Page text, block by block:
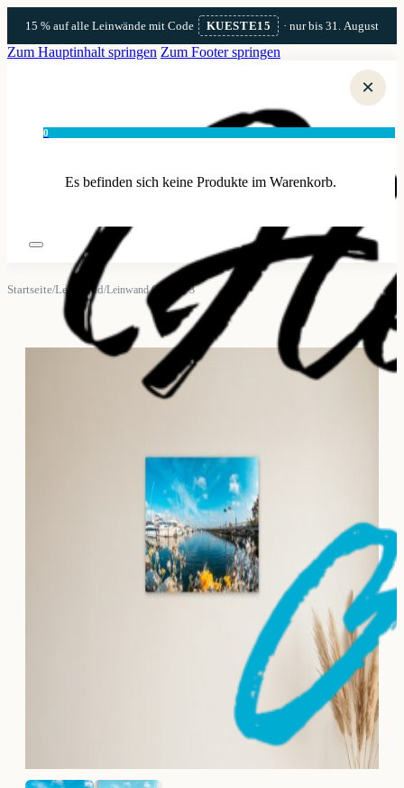
15 % auf alle Leinwände mit Code KUESTE15 · nur bis 31. August
Zum Hauptinhalt springen Zum Footer springen
0
Es befinden sich keine Produkte im Warenkorb.
×
Startseite/Leinwand/Leinwand Grömitz 3